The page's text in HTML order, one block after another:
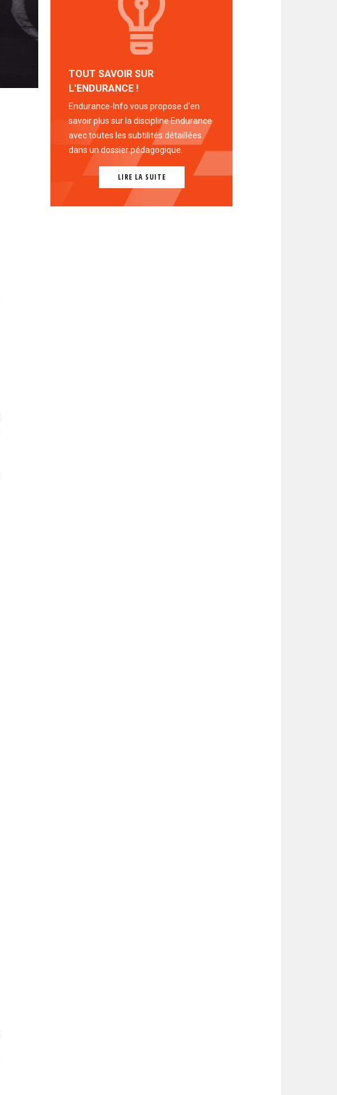
TOUT SAVOIR SUR
L'ENDURANCE !
Endurance-Info vous propose d'en
savoir plus sur la discipline Endurance
avec toutes les subtilités détaillées
dans un dossier pédagogique.
LIRE LA SUITE